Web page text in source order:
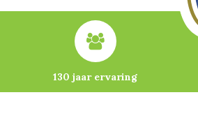
130 jaar ervaring